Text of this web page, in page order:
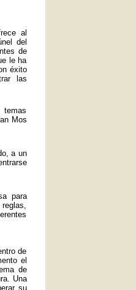
al
del
de
le ha
éxito
las
Mos
a un
para
de
el
de
Una
su